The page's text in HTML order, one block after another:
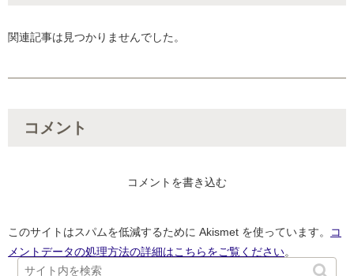
関連記事は見つかりませんでした。
コメント
コメントを書き込む
このサイトはスパムを低減するために Akismet を使っています。
コ
メントデータの処理方法の詳細はこちらをご覧ください。